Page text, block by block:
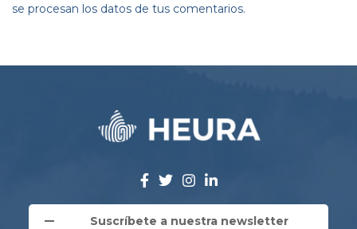
se procesan los datos de tus comentarios.
Suscríbete a nuestra newsletter